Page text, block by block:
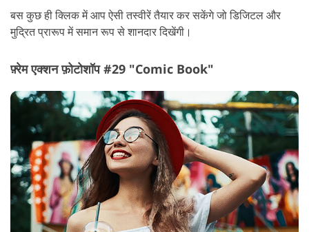
बस कुछ ही क्लिक में आप ऐसी तस्वीरें तैयार कर सकेंगे जो डिजिटल और
मुद्रित प्रारूप में समान रूप से शानदार दिखेंगी।
फ़्रेम एक्शन फ़ोटोशॉप #29 "Comic Book"